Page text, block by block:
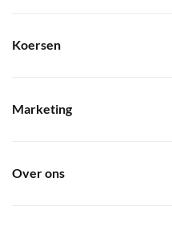
Koersen
Marketing
Over ons